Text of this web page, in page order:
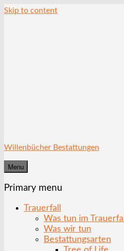
Skip to content
Willenbücher Bestattungen
Menu
Primary menu
Trauerfall
Was tun im Trauerfall
Was wir tun
Bestattungsarten